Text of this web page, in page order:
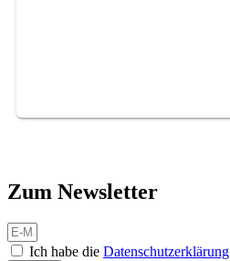
Zum Newsletter
Ich habe die Datenschutzerklärung